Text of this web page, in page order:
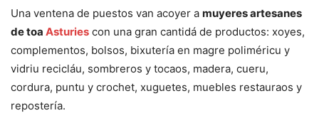
Una ventena de puestos van acoyer a muyeres artesanes
de toa Asturies con una gran cantidá de productos: xoyes,
complementos, bolsos, bixutería en magre poliméricu y
vidriu recicláu, sombreros y tocaos, madera, cueru,
cordura, puntu y crochet, xuguetes, muebles restauraos y
repostería.